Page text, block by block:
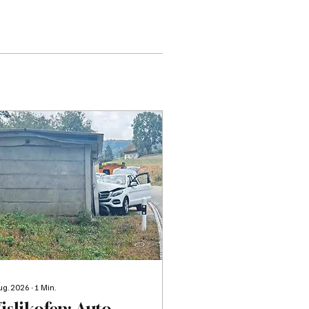
2026 ∙ 1 Min.